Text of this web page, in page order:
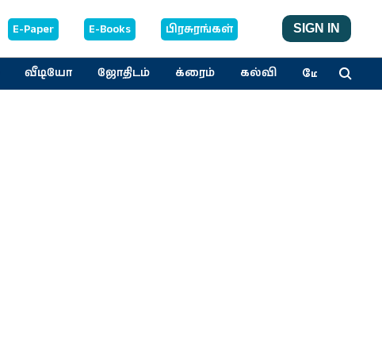
E-Paper E-Books பிரசுரங்கள் SIGN IN
வீடியோ ஜோதிடம் க்ரைம் கல்வி மேலும்